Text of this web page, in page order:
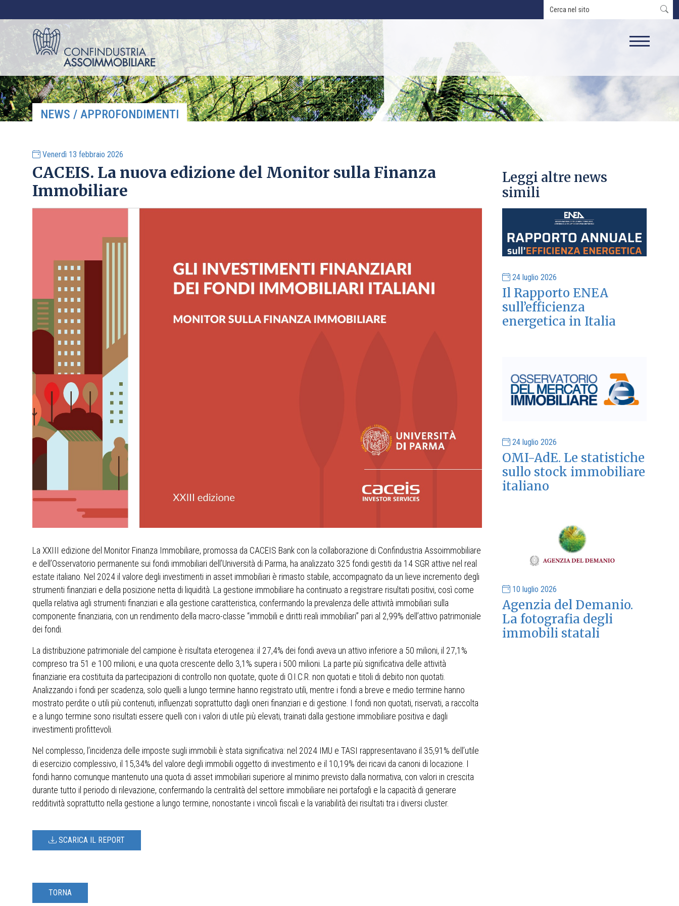
NEWS / APPROFONDIMENTI
Venerdì 13 febbraio 2026
CACEIS. La nuova edizione del Monitor sulla Finanza
Immobiliare
La XXIII edizione del Monitor Finanza Immobiliare, promossa da CACEIS Bank con la collaborazione di Confindustria Assoimmobiliare
e dell’Osservatorio permanente sui fondi immobiliari dell’Università di Parma, ha analizzato 325 fondi gestiti da 14 SGR attive nel real
estate italiano. Nel 2024 il valore degli investimenti in asset immobiliari è rimasto stabile, accompagnato da un lieve incremento degli
strumenti finanziari e della posizione netta di liquidità. La gestione immobiliare ha continuato a registrare risultati positivi, così come
quella relativa agli strumenti finanziari e alla gestione caratteristica, confermando la prevalenza delle attività immobiliari sulla
componente finanziaria, con un rendimento della macro-classe “immobili e diritti reali immobiliari” pari al 2,99% dell’attivo patrimoniale
dei fondi.
La distribuzione patrimoniale del campione è risultata eterogenea: il 27,4% dei fondi aveva un attivo inferiore a 50 milioni, il 27,1%
compreso tra 51 e 100 milioni, e una quota crescente dello 3,1% supera i 500 milioni. La parte più significativa delle attività
finanziarie era costituita da partecipazioni di controllo non quotate, quote di O.I.C.R. non quotati e titoli di debito non quotati.
Analizzando i fondi per scadenza, solo quelli a lungo termine hanno registrato utili, mentre i fondi a breve e medio termine hanno
mostrato perdite o utili più contenuti, influenzati soprattutto dagli oneri finanziari e di gestione. I fondi non quotati, riservati, a raccolta
e a lungo termine sono risultati essere quelli con i valori di utile più elevati, trainati dalla gestione immobiliare positiva e dagli
investimenti profittevoli.
Nel complesso, l’incidenza delle imposte sugli immobili è stata significativa: nel 2024 IMU e TASI rappresentavano il 35,91% dell’utile
di esercizio complessivo, il 15,34% del valore degli immobili oggetto di investimento e il 10,19% dei ricavi da canoni di locazione. I
fondi hanno comunque mantenuto una quota di asset immobiliari superiore al minimo previsto dalla normativa, con valori in crescita
durante tutto il periodo di rilevazione, confermando la centralità del settore immobiliare nei portafogli e la capacità di generare
redditività soprattutto nella gestione a lungo termine, nonostante i vincoli fiscali e la variabilità dei risultati tra i diversi cluster.
SCARICA IL REPORT
Leggi altre news
simili
24 luglio 2026
Il Rapporto ENEA
sull’efficienza
energetica in Italia
24 luglio 2026
OMI-AdE. Le statistiche
sullo stock immobiliare
italiano
10 luglio 2026
Agenzia del Demanio.
La fotografia degli
immobili statali
TORNA